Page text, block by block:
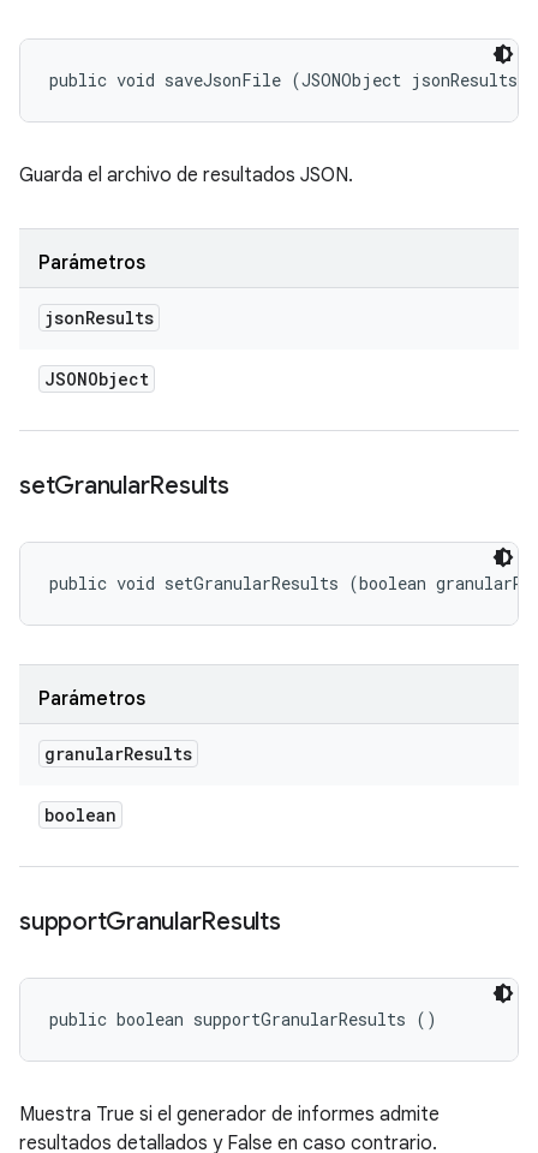
public void saveJsonFile (JSONObject jsonResults)
Guarda el archivo de resultados JSON.
Parámetros
jsonResults
JSONObject
setGranularResults
public void setGranularResults (boolean
Parámetros
granularResults
boolean
supportGranularResults
public boolean supportGranularResults ()
Muestra True si el generador de informes admite
resultados detallados y False en caso contrario.